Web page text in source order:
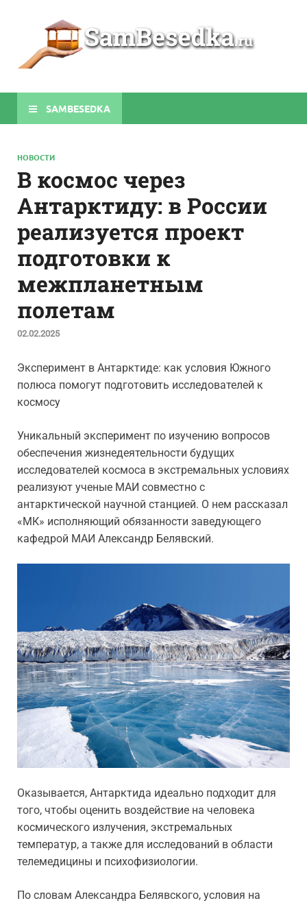
SAMBESEDKA
НОВОСТИ
В космос через
Антарктиду: в России
реализуется проект
подготовки к
межпланетным
полетам
02.02.2025
Эксперимент в Антарктиде: как условия Южного
полюса помогут подготовить исследователей к
космосу
Уникальный эксперимент по изучению вопросов
обеспечения жизнедеятельности будущих
исследователей космоса в экстремальных условиях
реализуют ученые МАИ совместно с
антарктической научной станцией. О нем рассказал
«МК» исполняющий обязанности заведующего
кафедрой МАИ Александр Белявский.
Оказывается, Антарктида идеально подходит для
того, чтобы оценить воздействие на человека
космического излучения, экстремальных
температур, а также для исследований в области
телемедицины и психофизиологии.
По словам Александра Белявского, условия на